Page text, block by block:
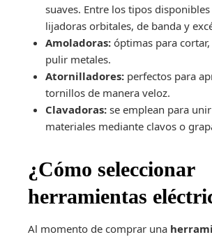
suaves. Entre los tipos
lijadoras orbitales, de banda y
Amoladoras: óptimas para
pulir metales.
Atornilladores: perfectos para
tornillos de manera veloz.
Clavadoras: se emplean para
materiales mediante clavos o
¿Cómo seleccionar
herramientas
Al momento de comprar una